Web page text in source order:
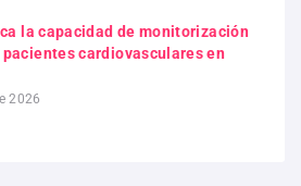
la capacidad de monitorización
cardiovasculares en
2026